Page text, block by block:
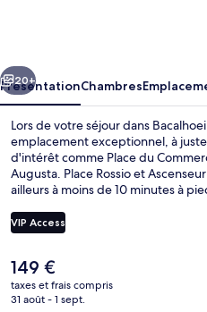
Suivant
20+
PrésentationChambres
Lors de votre séjour dans
emplacement exceptionnel, à
d'intérêt comme Place du
Augusta. Place Rossio et
ailleurs à moins de 10 minutes à
tram Igreja Sta. Maria Madalena et
les bras.
VIP Access
Le
prix
actuel
149 €
taxes et frais compris
31 août - 1 sept.